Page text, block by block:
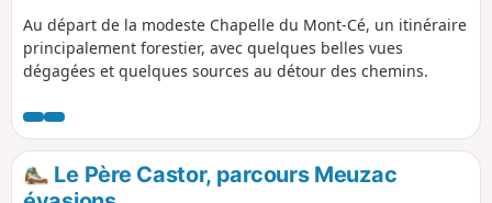
Au départ de la modeste Chapelle du Mont-Cé, un itinéraire
principalement forestier, avec quelques belles vues
dégagées et quelques sources au détour des chemins.
Le Père Castor, parcours Meuzac